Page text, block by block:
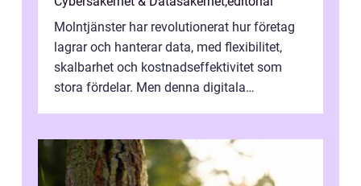
Molntjänster har revolutionerat hur företag
lagrar och hanterar data, med flexibilitet,
skalbarhet och kostnadseffektivitet som
stora fördelar. Men denna digitala